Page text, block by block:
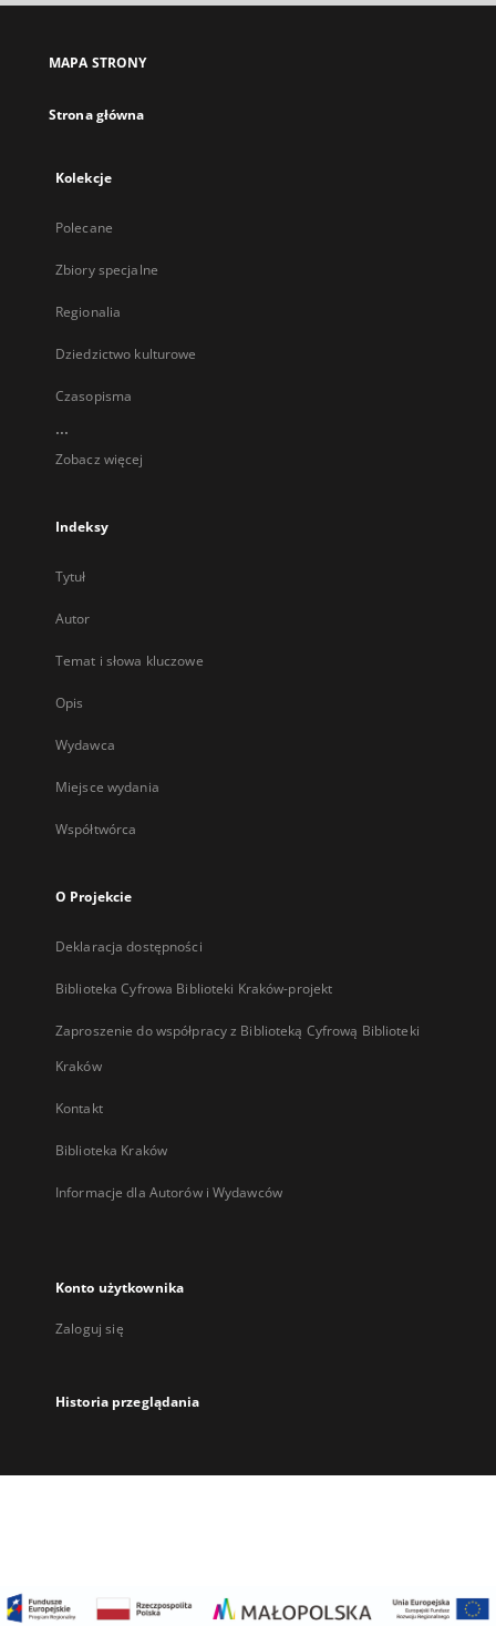
MAPA STRONY
Strona główna
Kolekcje
Polecane
Zbiory specjalne
Regionalia
Dziedzictwo kulturowe
Czasopisma
...
Zobacz więcej
Indeksy
Tytuł
Autor
Temat i słowa kluczowe
Opis
Wydawca
Miejsce wydania
Współtwórca
O Projekcie
Deklaracja dostępności
Biblioteka Cyfrowa Biblioteki Kraków-projekt
Zaproszenie do współpracy z Biblioteką Cyfrową Biblioteki
Kraków
Kontakt
Biblioteka Kraków
Informacje dla Autorów i Wydawców
Konto użytkownika
Zaloguj się
Historia przeglądania